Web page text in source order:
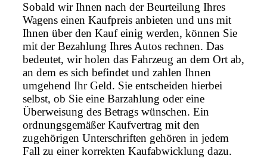
Sobald wir Ihnen nach der Beurteilung Ihres
Wagens einen Kaufpreis anbieten und uns mit
Ihnen über den Kauf einig werden, können Sie
mit der Bezahlung Ihres Autos rechnen. Das
bedeutet, wir holen das Fahrzeug an dem Ort ab,
an dem es sich befindet und zahlen Ihnen
umgehend Ihr Geld. Sie entscheiden hierbei
selbst, ob Sie eine Barzahlung oder eine
Überweisung des Betrags wünschen. Ein
ordnungsgemäßer Kaufvertrag mit den
zugehörigen Unterschriften gehören in jedem
Fall zu einer korrekten Kaufabwicklung dazu.